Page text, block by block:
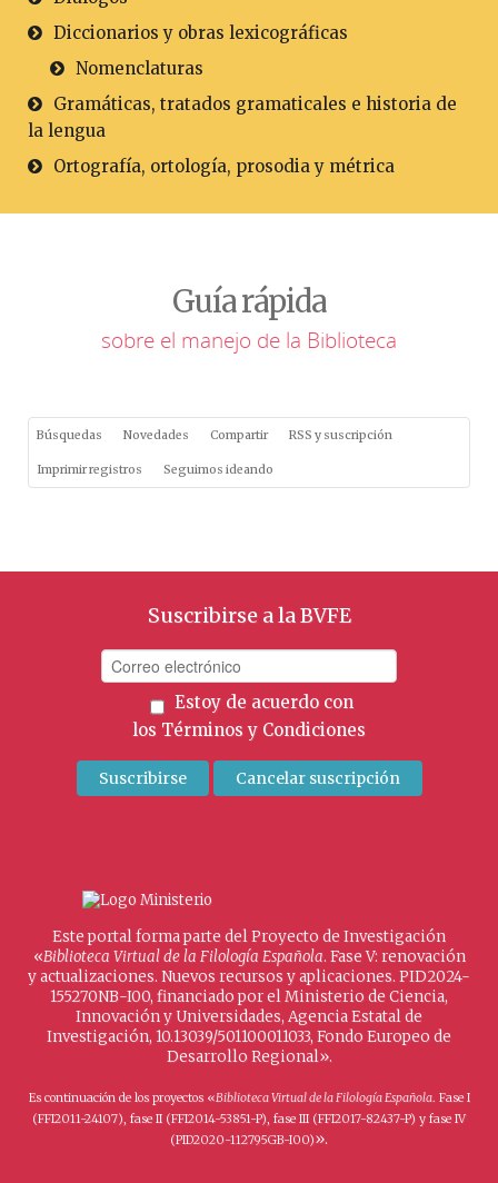
Diccionarios y obras lexicográficas
Nomenclaturas
Gramáticas, tratados gramaticales e historia de
la lengua
Ortografía, ortología, prosodia y métrica
Guía rápida
sobre el manejo de la Biblioteca
Búsquedas Novedades Compartir RSS y suscripción
Imprimir registros Seguimos ideando
Suscribirse a la BVFE
Estoy de acuerdo con
los Términos y Condiciones
Este portal forma parte del Proyecto de Investigación
«Biblioteca Virtual de la Filología Española. Fase V: renovación
y actualizaciones. Nuevos recursos y aplicaciones. PID2024-
155270NB-I00, financiado por el Ministerio de Ciencia,
Innovación y Universidades, Agencia Estatal de
Investigación, 10.13039/501100011033, Fondo Europeo de
Desarrollo Regional».
Es continuación de los proyectos «Biblioteca Virtual de la Filología Española. Fase I
(FFI2011-24107), fase II (FFI2014-53851-P), fase III (FFI2017-82437-P) y fase IV
(PID2020-112795GB-I00)».